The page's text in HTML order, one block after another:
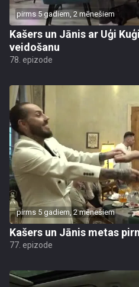
pirms 5 gadiem, 2 mēnešiem
Kašers un Jānis ar Uģi
veidošanu
78. epizode
pirms 5 gadiem, 2 mēnešiem
Kašers un Jānis metas
77. epizode